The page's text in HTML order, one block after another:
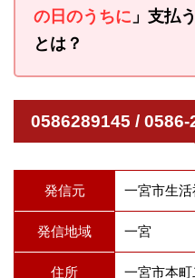
の日のうちに 」支払
とは？
0586289145 / 0586-
発信元 一宮市生
発信地域 一宮
住所 一宮市本